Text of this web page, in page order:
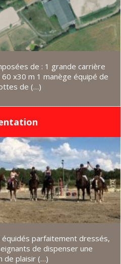
de : 1 grande carrière
x30 m 1 manège équipé de
de (…)
parfaitement dressés,
de dispenser une
de plaisir (…)